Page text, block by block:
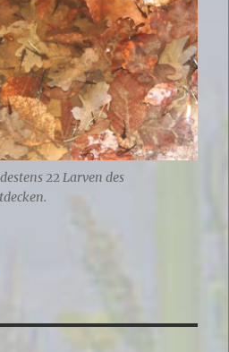
22 Larven des